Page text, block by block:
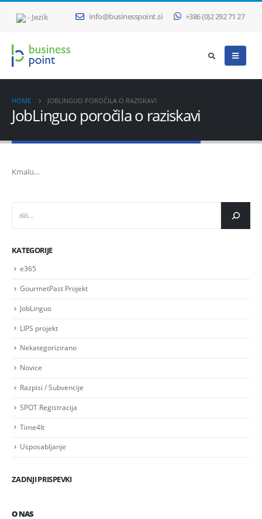
- Jezik info@businesspoint.si +386 (0)2 292 71 27
HOME JOBLINGUO POROČILA O RAZISKAVI
JobLinguo poročila o raziskavi
Kmalu…
KATEGORIJE
e365
GourmetPast Projekt
JobLinguo
LIPS projekt
Nekategorizirano
Novice
Razpisi / Subvencije
SPOT Registracija
Time4It
Usposabljanje
ZADNJI PRISPEVKI
O NAS